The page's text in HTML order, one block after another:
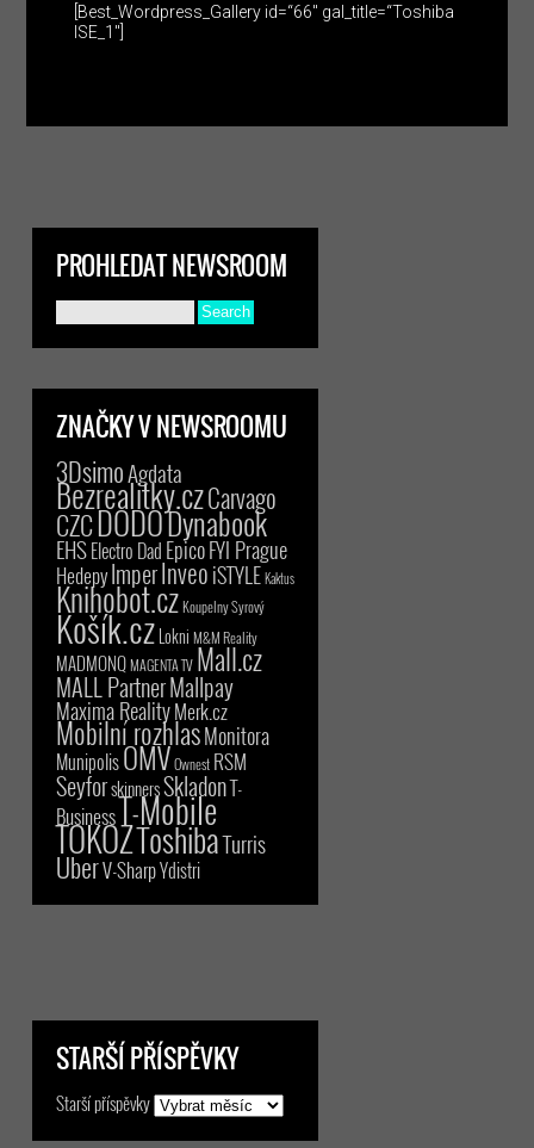
[Best_Wordpress_Gallery id=“66″ gal_title=“Toshiba
ISE_1″]
PROHLEDAT NEWSROOM
ZNAČKY V NEWSROOMU
3DsimoAgdata
Bezrealitky.czCarvago
CZCDODODynabook
EHSElectro Dad EpicoFYI Prague
HedepyImperInveoiSTYLE Kaktus
Knihobot.czKoupelny Syrový
Košík.czLokni M&M Reality
MADMONQMAGENTA TV Mall.cz
MALL PartnerMallpay
Maxima RealityMerk.cz
Mobilní rozhlasMonitora
MunipolisOMVOwnest RSM
SeyforskinnersSkladonT-
BusinessT-Mobile
TOKOZToshibaTurris
UberV-SharpYdistri
STARŠÍ PŘÍSPĚVKY
Starší příspěvky